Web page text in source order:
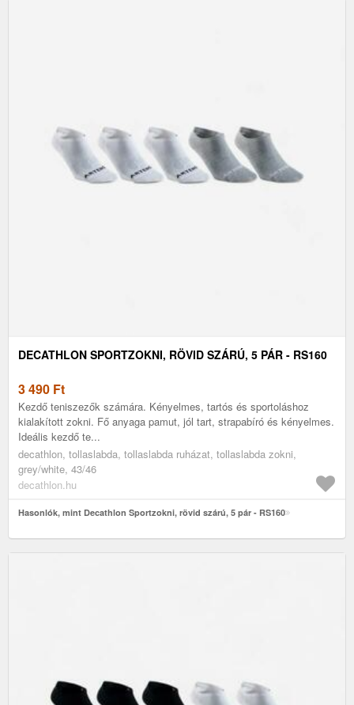
DECATHLON SPORTZOKNI, RÖVID SZÁRÚ, 5 PÁR - RS160
3 490 Ft
Kezdő teniszezők számára. Kényelmes, tartós és sportoláshoz
kialakított zokni. Fő anyaga pamut, jól tart, strapabíró és kényelmes.
Ideális kezdő te...
decathlon, tollaslabda, tollaslabda ruházat, tollaslabda zokni,
grey/white, 43/46
decathlon.hu
Hasonlók, mint Decathlon Sportzokni, rövid szárú, 5 pár - RS160